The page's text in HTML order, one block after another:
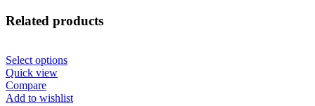
Related products
Select options
Quick view
Compare
Add to wishlist